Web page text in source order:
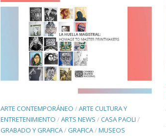
ARTE CONTEMPORÁNEO /ARTE CULTURA Y
ENTRETENIMIENTO /ARTS NEWS /CASA PAOLI /
GRABADO Y GRAFICA/ GRAFICA/MUSEOS